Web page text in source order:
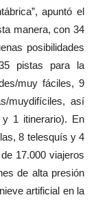
apuntó el
manera, con 34
posibilidades
pistas para la
muy fáciles, 9
muydifíciles, así
1 itinerario). En
8 telesquís y 4
17.000 viajeros
de alta presión
artificial en la